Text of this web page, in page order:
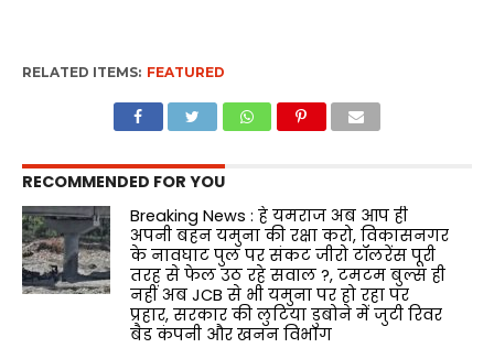
RELATED ITEMS: FEATURED
RECOMMENDED FOR YOU
Breaking News : हे यमराज अब आप ही
अपनी बहन यमुना की रक्षा करो, विकासनगर
के नावघाट पुल पर संकट जीरो टॉलरेंस पूरी
तरह से फेल उठ रहे सवाल ?, टमटम बुल्स ही
नहीं अब JCB से भी यमुना पर हो रहा पर
प्रहार, सरकार की लुटिया डुबोने में जुटी रिवर
बैड कंपनी और खनन विभाग